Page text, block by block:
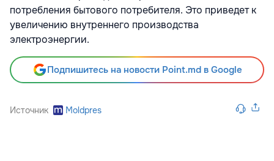
потребления бытового потребителя. Это приведет к
увеличению внутреннего производства
электроэнергии.
Подпишитесь на новости Point.md в Google
Источник Moldpres